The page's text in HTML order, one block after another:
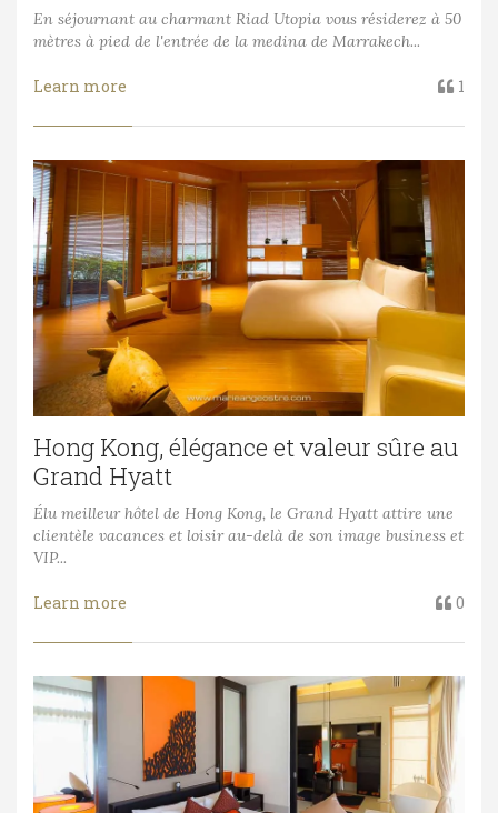
En séjournant au charmant Riad Utopia vous résiderez à 50
mètres à pied de l'entrée de la medina de Marrakech...
Learn more 1
Hong Kong, élégance et valeur sûre au
Grand Hyatt
Élu meilleur hôtel de Hong Kong, le Grand Hyatt attire une
clientèle vacances et loisir au-delà de son image business et
VIP...
Learn more 0